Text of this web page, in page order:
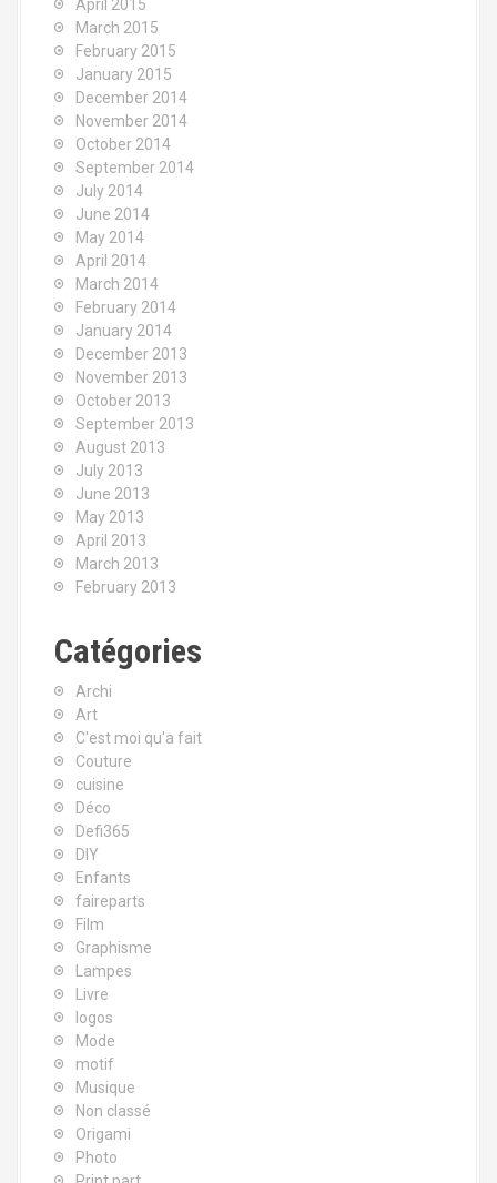
April 2015
March 2015
February 2015
January 2015
December 2014
November 2014
October 2014
September 2014
July 2014
June 2014
May 2014
April 2014
March 2014
February 2014
January 2014
December 2013
November 2013
October 2013
September 2013
August 2013
July 2013
June 2013
May 2013
April 2013
March 2013
February 2013
Catégories
Archi
Art
C'est moi qu'a fait
Couture
cuisine
Déco
Defi365
DIY
Enfants
faireparts
Film
Graphisme
Lampes
Livre
logos
Mode
motif
Musique
Non classé
Origami
Photo